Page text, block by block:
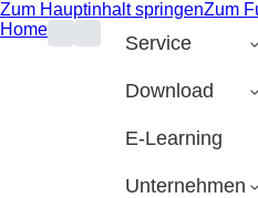
Zum Hauptinhalt springenZum
Home
Service
Download
E-Learning
Unternehmen